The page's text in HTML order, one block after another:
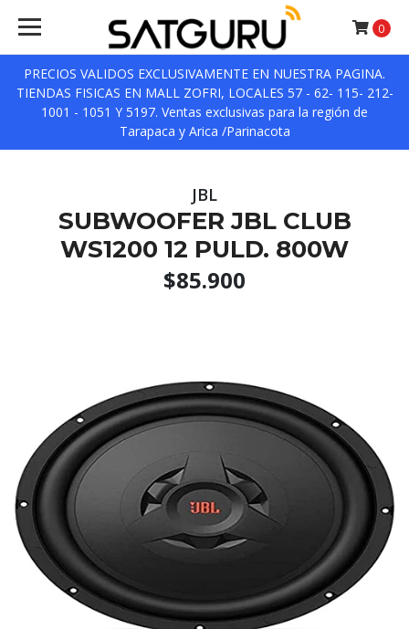
PRECIOS VALIDOS EXCLUSIVAMENTE EN NUESTRA PAGINA.
TIENDAS FISICAS EN MALL ZOFRI, LOCALES 57 - 62- 115- 212-
1001 - 1051 Y 5197. Ventas exclusivas para la región de
Tarapaca y Arica /Parinacota
0
JBL
SUBWOOFER JBL CLUB
WS1200 12 PULD. 800W
$85.900